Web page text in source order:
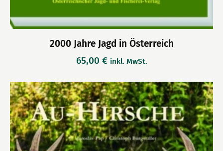
2000 Jahre Jagd in Österreich
65,00 € inkl. MwSt.